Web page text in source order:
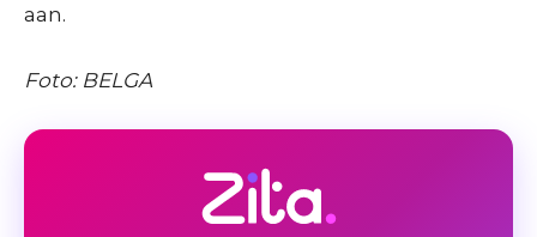
aan.
Foto: BELGA